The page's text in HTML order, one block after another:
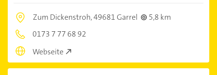
Zum Dickenstroh,49681 Garrel
5,8 km
0173 7 77 68 92
Webseite